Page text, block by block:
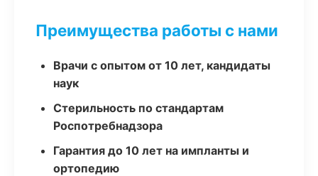
Преимущества работы с нами
Врачи с опытом от 10 лет, кандидаты
наук
Стерильность по стандартам
Роспотребнадзора
Гарантия до 10 лет на импланты и
ортопедию